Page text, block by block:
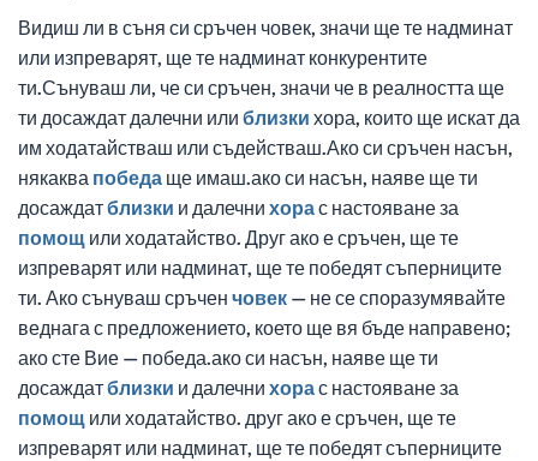
Видиш ли в съня си сръчен човек, значи ще те надминат
или изпреварят, ще те надминат конкурентите
ти.Сънуваш ли, че си сръчен, значи че в реалността ще
ти досаждат далечни или близки хора, които ще искат да
им ходатайстваш или съдействаш.Ако си сръчен насън,
някаква победа ще имаш.ако си насън, наяве ще ти
досаждатблизки и далечни хорас настояване за
помощ или ходатайство. Друг ако е сръчен, ще те
изпреварят или надминат, ще те победят съперниците
ти. Ако сънуваш сръчен човек — не се споразумявайте
веднага с предложението, което ще вя бъде направено;
ако сте Вие — победа.ако си насън, наяве ще ти
досаждатблизки и далечни хорас настояване за
помощ или ходатайство. друг ако е сръчен, ще те
изпреварят или надминат, ще те победят съперниците